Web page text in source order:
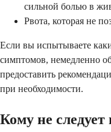
сильной болью в
Рвота, которая не
Если вы испытываете
симптомов, немедленно
предоставить
при необходимости.
Кому не